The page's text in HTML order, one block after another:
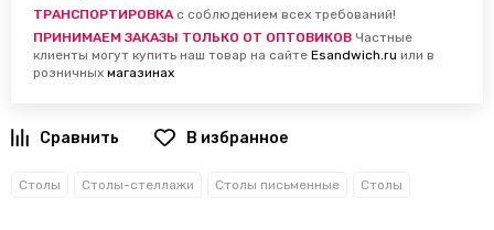
ТРАНСПОРТИРОВКА с соблюдением всех требований!
ПРИНИМАЕМ ЗАКАЗЫ ТОЛЬКО ОТ ОПТОВИКОВ Частные
клиенты могут купить наш товар на сайте Esandwich.ru или в
розничных магазинах
В избранное
Столы Столы-стеллажи Столы письменные Столы